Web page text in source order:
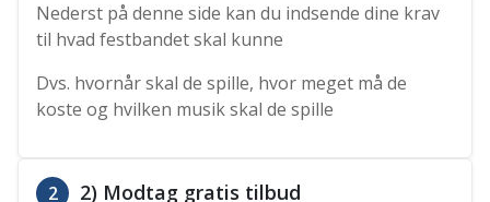
Nederst på denne side kan du indsende dine krav
til hvad festbandet skal kunne
Dvs. hvornår skal de spille, hvor meget må de
koste og hvilken musik skal de spille
2 2) Modtag gratis tilbud